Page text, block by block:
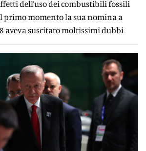
dell’uso dei combustibili fossili
primo momento la sua nomina a
aveva suscitato moltissimi dubbi